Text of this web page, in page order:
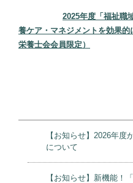
2025年度「福祉職
養ケア・マネジメントを効果
栄養士会会員限定）
【お知らせ】2026年
について
【お知らせ】新機能！